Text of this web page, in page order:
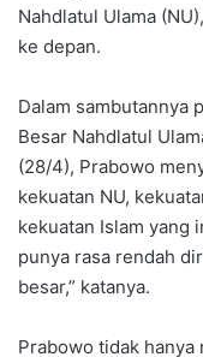
Nahdlatul Ulama
ke depan.
Dalam sambutannya
Besar Nahdlatul
(28/4), Prabowo
kekuatan NU,
kekuatan Islam yang
punya rasa rendah
besar,” katanya.
Prabowo tidak hanya